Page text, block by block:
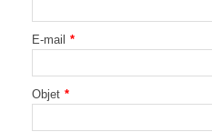
E-mail *
Objet *